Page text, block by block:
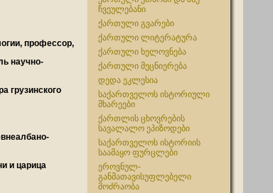
профессор,
и царица
ჩვეულებანი
ქართული გვარები
ქართული ლიტერატურა
ქართული ხელოვნება
ქართული მეცნიერება
დედა ეკლესია
საქართველოს ისტორიული
მხარეები
ქართლის ცხოვრების
სავალალო ეპიზოდები
საქართველოს ისტორიის
საამაყო ფურცლები
ეროვნულ-
განმათავისუფლებელი
მოძრაობა